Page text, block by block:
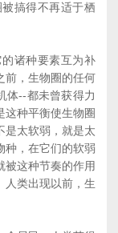
搞得不再适于栖
诸种要素互为补
前，生物圈的任何
体--都未曾获得力
这种平衡使生物圈
是太软弱，就是太
种，在它们的软弱
被这种节奏的作用
人类出现以前，生